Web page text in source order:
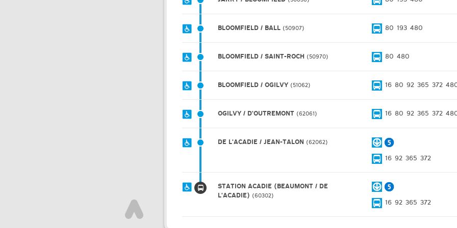
BLOOMFIELD / BALL 50907 80 193 480
BLOOMFIELD / SAINT-ROCH 50970 80 480
BLOOMFIELD / OGILVY 51062 16 80 92 365 372
OGILVY / D'OUTREMONT 62061 16 80 92 365 372
DE L'ACADIE / JEAN-TALON 62062
16 92 365 372
STATION ACADIE (BEAUMONT / DE
L'ACADIE)
60302
16 92 365 372